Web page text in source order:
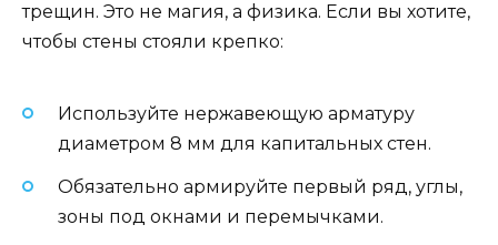
трещин. Это не магия, а физика. Если вы хотите,
чтобы стены стояли крепко:
Используйте нержавеющую арматуру
диаметром 8 мм для капитальных стен.
Обязательно армируйте первый ряд, углы,
зоны под окнами и перемычками.